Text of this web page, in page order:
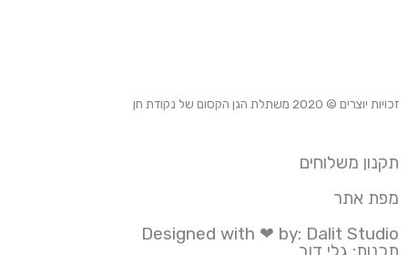
זכויות יוצרים © 2020 משתלת הגן הקסום של נקודת חן
תקנון משלוחים
מפת אתר
Designed with ❤ by: Dalit Studio